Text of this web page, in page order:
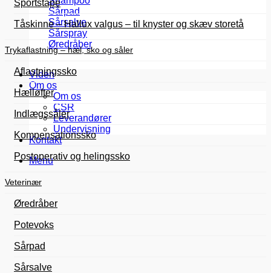
Sårpad
Sårsalve
Sårspray
Øredråber
Viden
Om os
Om os
CSR
Leverandører
Undervisning
Kontakt
Menu
Sportstape
Tåskinne – Hallux valgus – til knyster og skæv storetå
Trykaflastning – hæl, sko og såler
Aflastningssko
Hælløfter
Indlægssåler
Kompensationssko
Postoperativ og helingssko
Veterinær
Øredråber
Potevoks
Sårpad
Sårsalve